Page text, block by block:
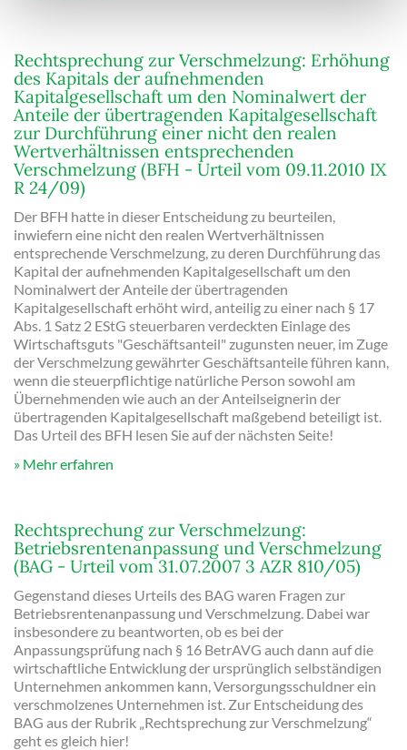
Rechtsprechung zur Verschmelzung: Erhöhung
des Kapitals der aufnehmenden
Kapitalgesellschaft um den Nominalwert der
Anteile der übertragenden Kapitalgesellschaft
zur Durchführung einer nicht den realen
Wertverhältnissen entsprechenden
Verschmelzung (BFH - Urteil vom 09.11.2010 IX
R 24/09)
Der BFH hatte in dieser Entscheidung zu beurteilen,
inwiefern eine nicht den realen Wertverhältnissen
entsprechende Verschmelzung, zu deren Durchführung das
Kapital der aufnehmenden Kapitalgesellschaft um den
Nominalwert der Anteile der übertragenden
Kapitalgesellschaft erhöht wird, anteilig zu einer nach § 17
Abs. 1 Satz 2 EStG steuerbaren verdeckten Einlage des
Wirtschaftsguts "Geschäftsanteil" zugunsten neuer, im Zuge
der Verschmelzung gewährter Geschäftsanteile führen kann,
wenn die steuerpflichtige natürliche Person sowohl am
Übernehmenden wie auch an der Anteilseignerin der
übertragenden Kapitalgesellschaft maßgebend beteiligt ist.
Das Urteil des BFH lesen Sie auf der nächsten Seite!
Mehr erfahren
Rechtsprechung zur Verschmelzung:
Betriebsrentenanpassung und Verschmelzung
(BAG - Urteil vom 31.07.2007 3 AZR 810/05)
Gegenstand dieses Urteils des BAG waren Fragen zur
Betriebsrentenanpassung und Verschmelzung. Dabei war
insbesondere zu beantworten, ob es bei der
Anpassungsprüfung nach § 16 BetrAVG auch dann auf die
wirtschaftliche Entwicklung der ursprünglich selbständigen
Unternehmen ankommen kann, Versorgungsschuldner ein
verschmolzenes Unternehmen ist. Zur Entscheidung des
BAG aus der Rubrik „Rechtsprechung zur Verschmelzung“
geht es gleich hier!